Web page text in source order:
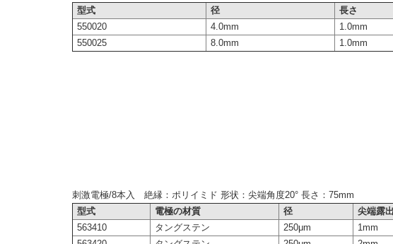
型式
径
長さ
550020
4.0mm
1.0mm
550025
8.0mm 1.0mm
刺激電極/8本入 絶縁：ポリイミド 形状：尖端角度20° 長さ：75mm
型式
電極の材質 径
尖端露
563410
タングステン 250μm
1mm